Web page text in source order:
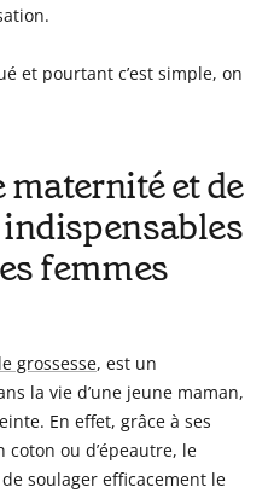
et pourtant c’est simple, on
maternité et de
indispensables
femmes
grossesse, est un
la vie d’une jeune maman,
En effet, grâce à ses
ou d’épeautre, le
soulager efficacement le